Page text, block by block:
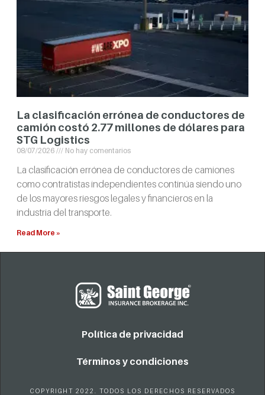
La clasificación errónea de conductores de
camión costó 2.77 millones de dólares para
STG Logistics
08/07/2026 No hay comentarios
La clasificación errónea de conductores de camiones
como contratistas independientes continúa siendo uno
de los mayores riesgos legales y financieros en la
industria del transporte.
Read More »
Política de privacidad
Términos y condiciones
COPYRIGHT 2022. TODOS LOS DERECHOS RESERVADOS